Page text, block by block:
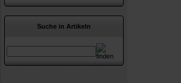
Suche in Artikeln